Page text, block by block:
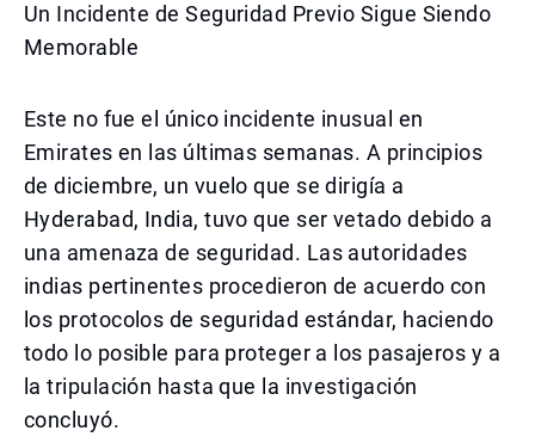
Un Incidente de Seguridad Previo Sigue Siendo
Memorable
Este no fue el único incidente inusual en
Emirates en las últimas semanas. A principios
de diciembre, un vuelo que se dirigía a
Hyderabad, India, tuvo que ser vetado debido a
una amenaza de seguridad. Las autoridades
indias pertinentes procedieron de acuerdo con
los protocolos de seguridad estándar, haciendo
todo lo posible para proteger a los pasajeros y a
la tripulación hasta que la investigación
concluyó.